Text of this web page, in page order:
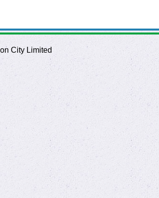
City Limited